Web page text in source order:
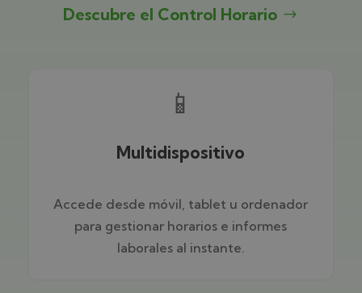
Descubre el Control Horario
📱
Multidispositivo
Accede desde móvil, tablet u ordenador
para gestionar horarios e informes
laborales al instante.